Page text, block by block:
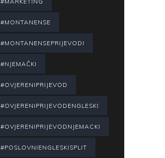
#MONTANENSE
#MONTANENSEPRIJEVODI
#NJEMAČKI
#OVJERENIPRIJEVOD
#OVJERENIPRIJEVODENGLESKI
#OVJERENIPRIJEVODNJEMACKI
#POSLOVNIENGLESKISPLIT